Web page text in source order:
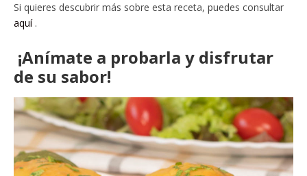
Si quieres descubrir más sobre esta receta, puedes consultar
aquí.
¡Anímate a probarla y disfrutar
de su sabor!